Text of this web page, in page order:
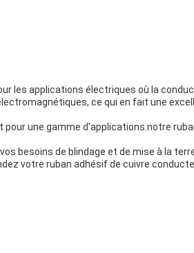
les applications électriques où la
ce qui en fait une
pour une gamme d'applications.notre
besoins de blindage et de mise à la
votre ruban adhésif de cuivre